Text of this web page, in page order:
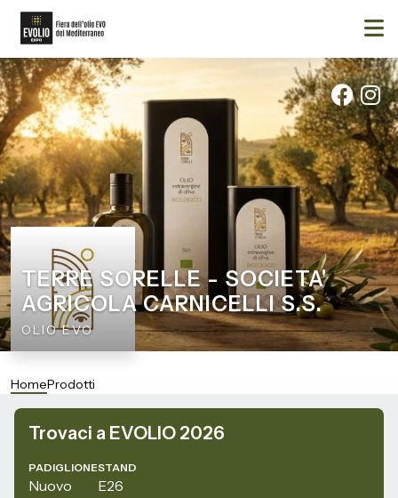
TERRE SORELLE - SOCIETA'
AGRICOLA CARNICELLI S.S.
OLIO EVO
HomeProdotti
Trovaci a EVOLIO 2026
PADIGLIONE
Nuovo
STAND
E26